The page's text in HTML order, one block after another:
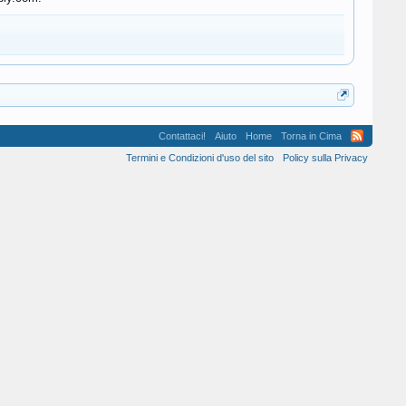
Contattaci! Aiuto Home
Torna in Cima
Termini e Condizioni d'uso del sito
Policy sulla Privacy